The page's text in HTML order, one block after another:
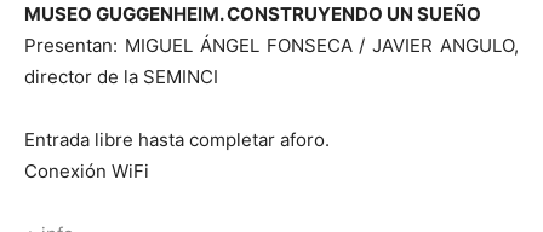
MUSEO GUGGENHEIM. CONSTRUYENDO UN SUEÑO
Presentan: MIGUEL ÁNGEL FONSECA / JAVIER ANGULO,
director de la SEMINCI
Entrada libre hasta completar aforo.
Conexión WiFi